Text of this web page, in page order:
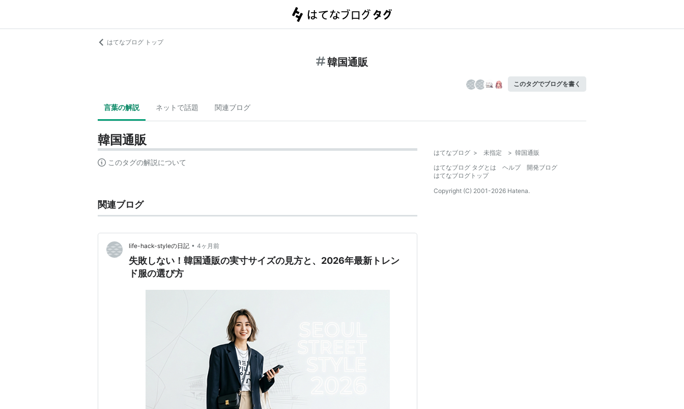
はてなブログ トップ
韓国通販
このタグでブログを書く
言葉の解説 ネットで話題 関連ブログ
韓国通販
このタグの解説について
関連ブログ
life-hack-styleの日記 • 4ヶ月前
失敗しない！韓国通販の実寸サイズの見方と、2026年最新トレン
ド服の選び方
はてなブログ > 未指定 > 韓国通販
はてなブログ タグとは
ヘルプ
開発ブログ
はてなブログトップ
Copyright (C) 2001-2026 Hatena.